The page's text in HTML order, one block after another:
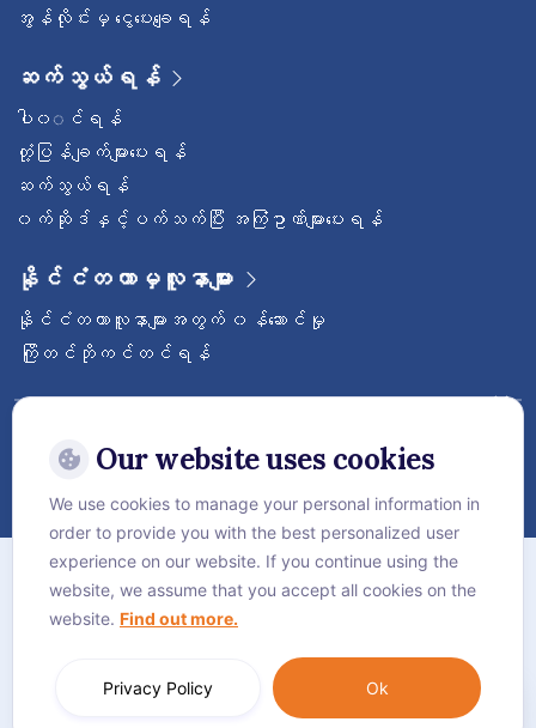
အွန်လိုင်းမှ ငွေပေးချေရန်
ဆက်သွယ်ရန်
ပါ၀◌င်ရန်
တုံ့ပြန်ချက်များပေးရန်
ဆက်သွယ်ရန်
၀က်ဆိုဒ်နှင့်ပက်သက်ပြီး အကြံဥာဏ်များပေးရန်
နိုင်ငံတကာမှလူနာများ
နိုင်ငံတကာလူနာများအတွက် ၀န်ဆောင်မှု
ကြိုတင်ဘိုကင်တင်ရန်
ဝေ့ဌာနီနိုင်ငံတကာဆေးရုံကြီးကို follow လုပ်
ထားပါ
အကြောင်း
လုံခြုံရေးဆိုင်ရာ စည်းမျဥ်းစည်းကမ်းများ
Language:ဗမာစာ
Our website uses cookies
We use cookies to manage your personal information in
order to provide you with the best personalized user
experience on our website. If you continue using the
website, we assume that you accept all cookies on the
website. Find out more.
Ok
Privacy Policy